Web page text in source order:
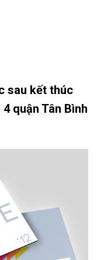
sau kết thúc
quận Tân Bình